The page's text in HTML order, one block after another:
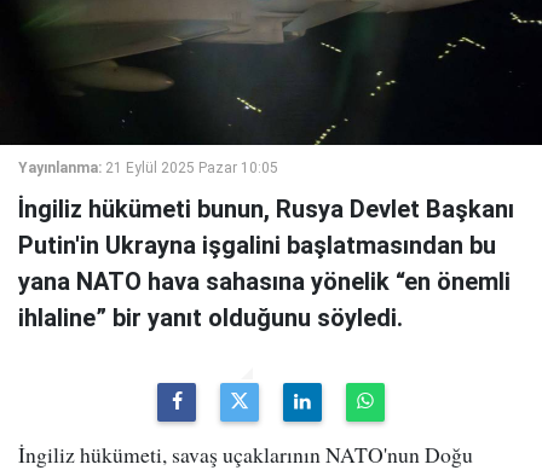
Yayınlanma: 21 Eylül 2025 Pazar 10:05
İngiliz hükümeti bunun, Rusya Devlet Başkanı
Putin'in Ukrayna işgalini başlatmasından bu
yana NATO hava sahasına yönelik “en önemli
ihlaline” bir yanıt olduğunu söyledi.
İngiliz hükümeti, savaş uçaklarının NATO'nun Doğu